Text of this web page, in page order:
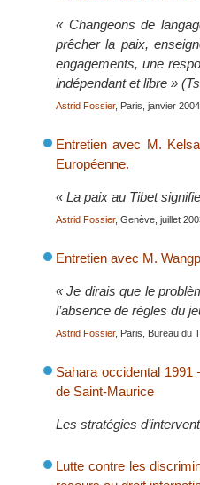
« Changeons de
prêcher la paix,
engagements, une
indépendant et libre »
Astrid Fossier, Paris, janvier 2004
Entretien avec M.
Européenne.
« La paix au Tibet
Astrid Fossier, Genève, juillet
Entretien avec M.
« Je dirais que le
l’absence de règles du
Astrid Fossier, Paris, Bureau du
Sahara occidental 1991
de Saint-Maurice
Les stratégies
Lutte contre les